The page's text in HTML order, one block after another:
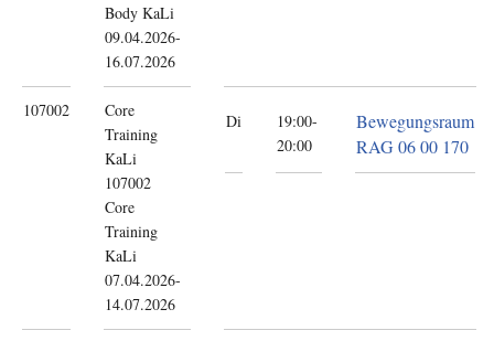
Body KaLi
09.04.2026-
16.07.2026
107002
Core
Training
KaLi
107002
Core
Training
KaLi
07.04.2026-
14.07.2026
Di
19:00-
20:00
Bewegungsraum
RAG 06 00 170